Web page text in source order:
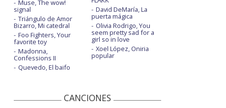
Muse, The wow!
signal
Triángulo de Amor
Bizarro, Mi catedral
Foo Fighters, Your
favorite toy
Madonna,
Confessions II
Quevedo, El baifo
David DeMaría, La
puerta mágica
Olivia Rodrigo, You
seem pretty sad for a
girl so in love
Xoel López, Oniria
popular
CANCIONES